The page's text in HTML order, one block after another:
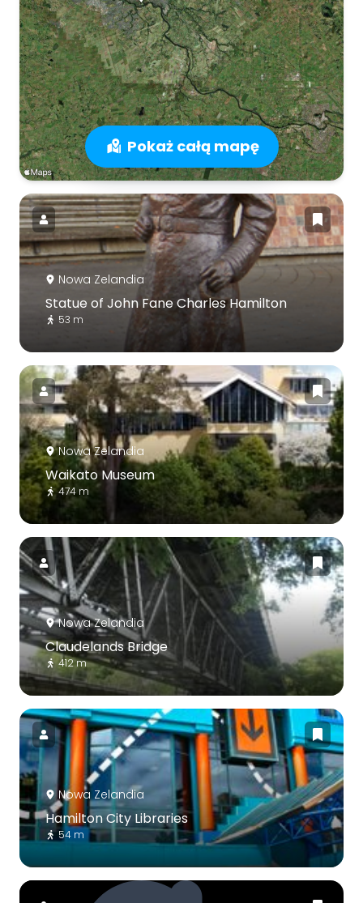
Pokaż całą mapę
Nowa Zelandia
Statue of John Fane Charles Hamilton
53 m
Nowa Zelandia
Waikato Museum
474 m
Nowa Zelandia
Claudelands Bridge
412 m
Nowa Zelandia
Hamilton City Libraries
54 m